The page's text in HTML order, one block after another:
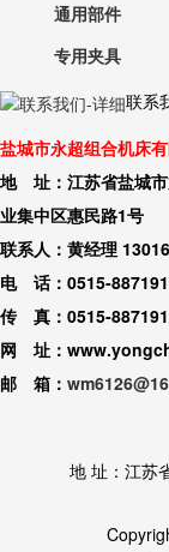
通用部件
专用夹具
联系
盐城市永超组合机床
地 址：江苏省盐城
业集中区惠民路1号
联系人：黄经理
电 话：0515-
传 真：0515-
网 址：
邮 箱：
地 址：江苏